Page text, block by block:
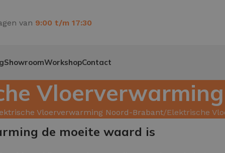
van 9:00 t/m 17:30
ShowroomWorkshopContact
Vloerverwarming Noord-Brabant Elektrische
de moeite waard is